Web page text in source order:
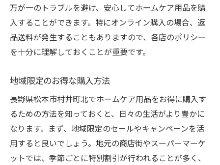
万が一のトラブルを避け、安心してホームケア用品を購
入することができます。特にオンライン購入の場合、返
品送料が発生することもありますので、各店のポリシー
を十分に理解しておくことが重要です。
地域限定のお得な購入方法
長野県松本市村井町北でホームケア用品をお得に購入す
るための方法を知っておくと、日々の生活がより豊かに
なります。まず、地域限定のセールやキャンペーンを活
用すると良いでしょう。地元の商店街やスーパーマーケ
ットでは、季節ごとに特別割引が行われることが多く、